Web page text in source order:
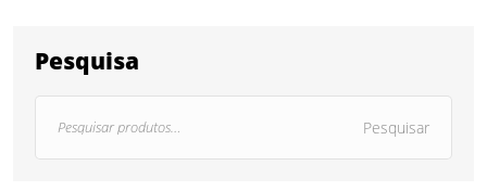
Pesquisa
Pesquisar